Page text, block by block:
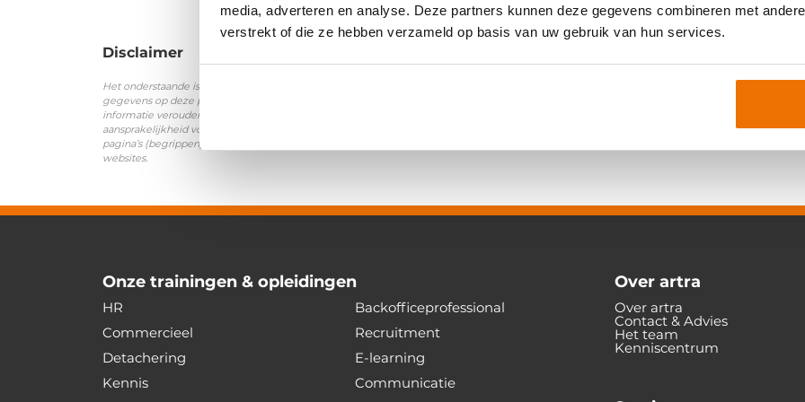
media, adverteren en analyse. Deze partners kunnen deze gegevens combineren met
verstrekt of die ze hebben verzameld op basis van uw gebruik van hun services.
Disclaimer
Het onderstaande is van toepassing op de pagina’s van het kenniscentrum (begrippen). Door deze pagina’s te raadplegen stem je in met deze
gegevens op deze pagina’s alleen beschikbaar met als doel het verstrekken van informatie. Ondanks de zorg waarmee de inhoud van deze
informatie verouderd, onvolledig of anderszins onjuist is. Daarom kunnen geen rechten worden ontleend aan de informatie op deze pagina’s.
aansprakelijkheid voor enige schade, van welke aard ook, welke het directe of indirecte gevolg is van handelingen en/of beslissingen die
pagina’s (begrippen) is samengebracht. Onder informatie zoals bedoeld in deze disclaimer dient ook te worden verstaan informatie verkregen
websites.
Onze trainingen & opleidingen
HR
Commercieel
Detachering
Kennis
Backofficeprofessional
Recruitment
E-learning
Communicatie
Over artra
Over artra
Contact & Advies
Het team
Kenniscentrum